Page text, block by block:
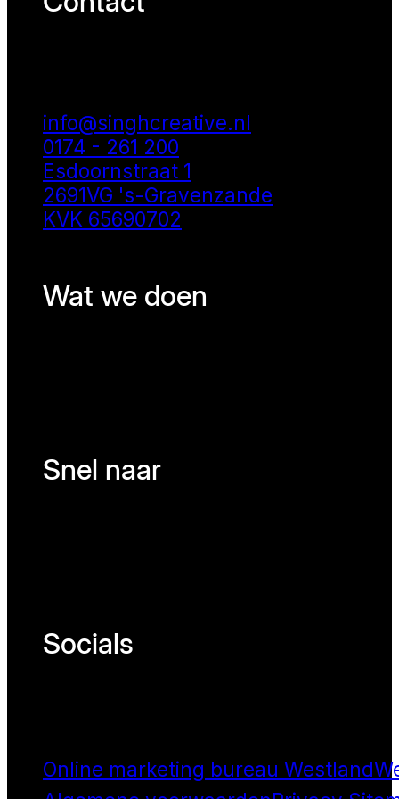
info@singhcreative.nl
0174 - 261 200
Esdoornstraat 1
2691VG 's-Gravenzande
KVK 65690702
Wat we doen
Snel naar
Socials
Online marketing bureau Westland